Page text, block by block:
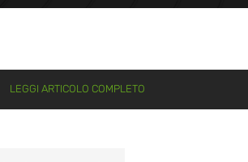
LEGGI ARTICOLO COMPLETO